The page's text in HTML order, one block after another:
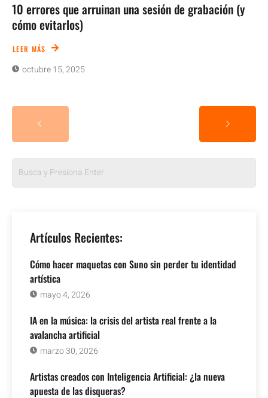
10 errores que arruinan una sesión de grabación (y
cómo evitarlos)
LEER MÁS
octubre 15, 2025
Artículos Recientes:
Cómo hacer maquetas con Suno sin perder tu identidad
artística
mayo 4, 2026
IA en la música: la crisis del artista real frente a la
avalancha artificial
marzo 30, 2026
Artistas creados con Inteligencia Artificial: ¿la nueva
apuesta de las disqueras?